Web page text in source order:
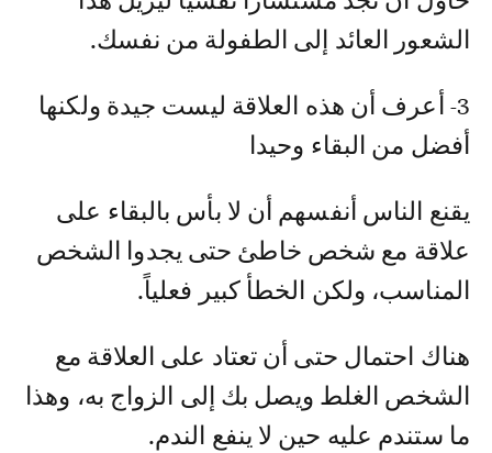
الشعور العائد إلى الطفولة من نفسك.
3- أعرف أن هذه العلاقة ليست جيدة ولكنها
أفضل من البقاء وحيدا
يقنع الناس أنفسهم أن لا بأس بالبقاء على
علاقة مع شخص خاطئ حتى يجدوا الشخص
المناسب، ولكن الخطأ كبير فعلياً.
هناك احتمال حتى أن تعتاد على العلاقة مع
الشخص الغلط ويصل بك إلى الزواج به، وهذا
ما ستندم عليه حين لا ينفع الندم.